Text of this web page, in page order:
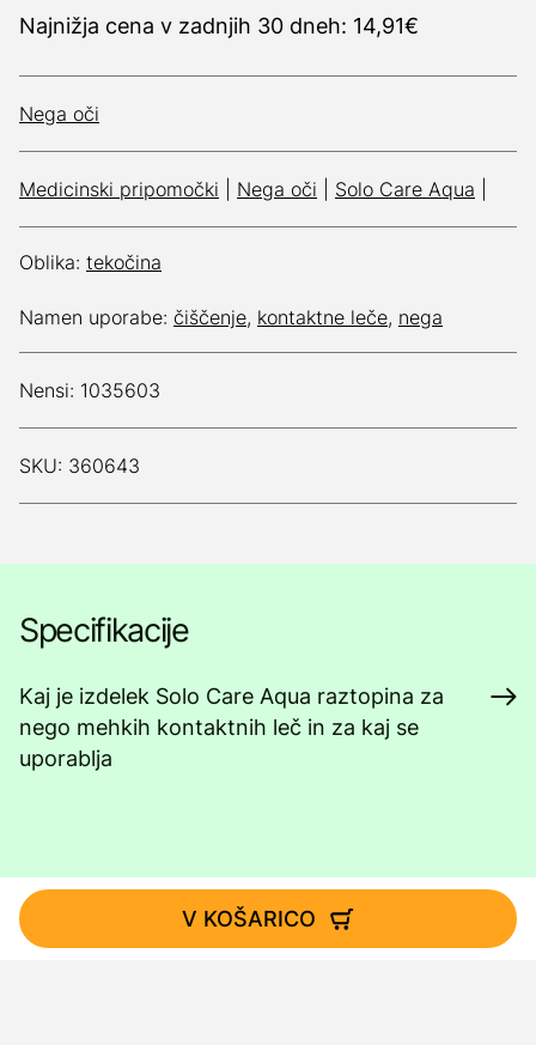
Najnižja cena v zadnjih 30 dneh: 14,91€
Nega oči
Medicinski pripomočki Nega oči Solo Care Aqua
Oblika: tekočina
Namen uporabe: čiščenje, kontaktne leče, nega
Nensi: 1035603
SKU: 360643
Specifikacije
Kaj je izdelek Solo Care Aqua raztopina za
nego mehkih kontaktnih leč in za kaj se
uporablja
V KOŠARICO